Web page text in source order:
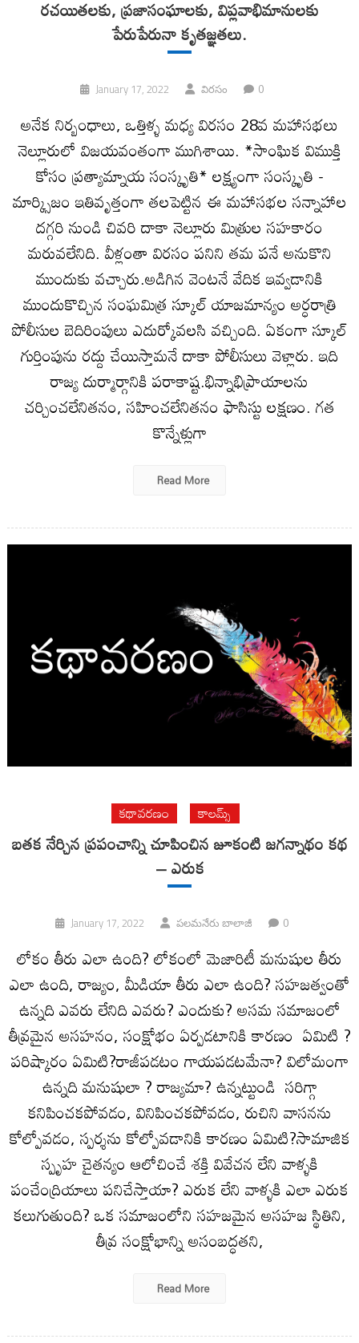
రచయితలకు, ప్రజాసంఘాలకు, విప్లవాభిమానులకు
పేరుపేరునా కృతజ్ఞతలు.
January 17, 2022 విరసం 0
అనేక నిర్బంధాలు, ఒత్తిళ్ళ మధ్య విరసం 28వ మహాసభలు
నెల్లూరులో విజయవంతంగా ముగిశాయి. *సాంఘిక విముక్తి
కోసం ప్ర‌త్యామ్నాయ సంస్కృతి* ల‌క్ష్యంగా సంస్కృతి -
మార్క్సిజం ఇతివృత్తంగా త‌ల‌పెట్టిన ఈ మ‌హాస‌భ‌ల‌ సన్నాహాల
దగ్గరి నుండి చివరి దాకా నెల్లూరు మిత్రుల సహకారం
మరువలేనిది. వీళ్లంతా విర‌సం ప‌నిని త‌మ ప‌నే అనుకొని
ముందుకు వ‌చ్చారు.అడిగిన వెంటనే వేదిక ఇవ్వడానికి
ముందుకొచ్చిన సంఘమిత్ర స్కూల్ యాజమాన్యం అర్ధరాత్రి
పోలీసుల‌ బెదిరింపులు ఎదుర్కోవ‌ల‌సి వ‌చ్చింది. ఏకంగా స్కూల్
గుర్తింపును రద్దు చేయిస్తామనే దాకా పోలీసులు వెళ్లారు. ఇది
రాజ్య దుర్మార్గానికి పరాకాష్ట.భిన్నాభిప్రాయాలను
చర్చించలేనితనం, సహించలేనితనం ఫాసిస్టు లక్షణం. గత
కొన్నేళ్లుగా
Read More
కథావరణం కాలమ్స్
బతక నేర్చిన ప్రపంచాన్ని చూపించిన జూకంటి జగన్నాథం కథ
– ఎరుక
January 17, 2022 పలమనేరు బాలాజీ 0
లోకం తీరు ఎలా ఉంది? లోకంలో మెజారిటీ మనుషుల తీరు
ఎలా ఉంది, రాజ్యం, మీడియా తీరు ఎలా ఉంది? సహజత్వంతో
ఉన్నది ఎవరు లేనిది ఎవరు? ఎందుకు? అసమ సమాజంలో
తీవ్రమైన అసహనం, సంక్షోభం ఏర్పడటానికి కారణం ఏమిటి ?
పరిష్కారం ఏమిటి?రాజీపడటం గాయపడటమేనా? విలోమంగా
ఉన్నది మనుషులా ? రాజ్యమా? ఉన్నట్టుండి సరిగ్గా
కనిపించకపోవడం, వినిపించకపోవడం, రుచిని వాసనను
కోల్పోవడం, స్పర్శను కోల్పోవడానికి కారణం ఏమిటి?సామాజిక
స్పృహ చైతన్యం ఆలోచించే శక్తి వివేచన లేని వాళ్ళకి
పంచేంద్రియాలు పనిచేస్తాయా? ఎరుక లేని వాళ్ళకి ఎలా ఎరుక
కలుగుతుంది? ఒక సమాజంలోని సహజమైన అసహజ స్థితిని,
తీవ్ర సంక్షోభాన్ని అసంబద్ధతని,
Read More